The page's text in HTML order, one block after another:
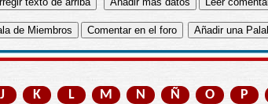
J K L M N Ñ O P